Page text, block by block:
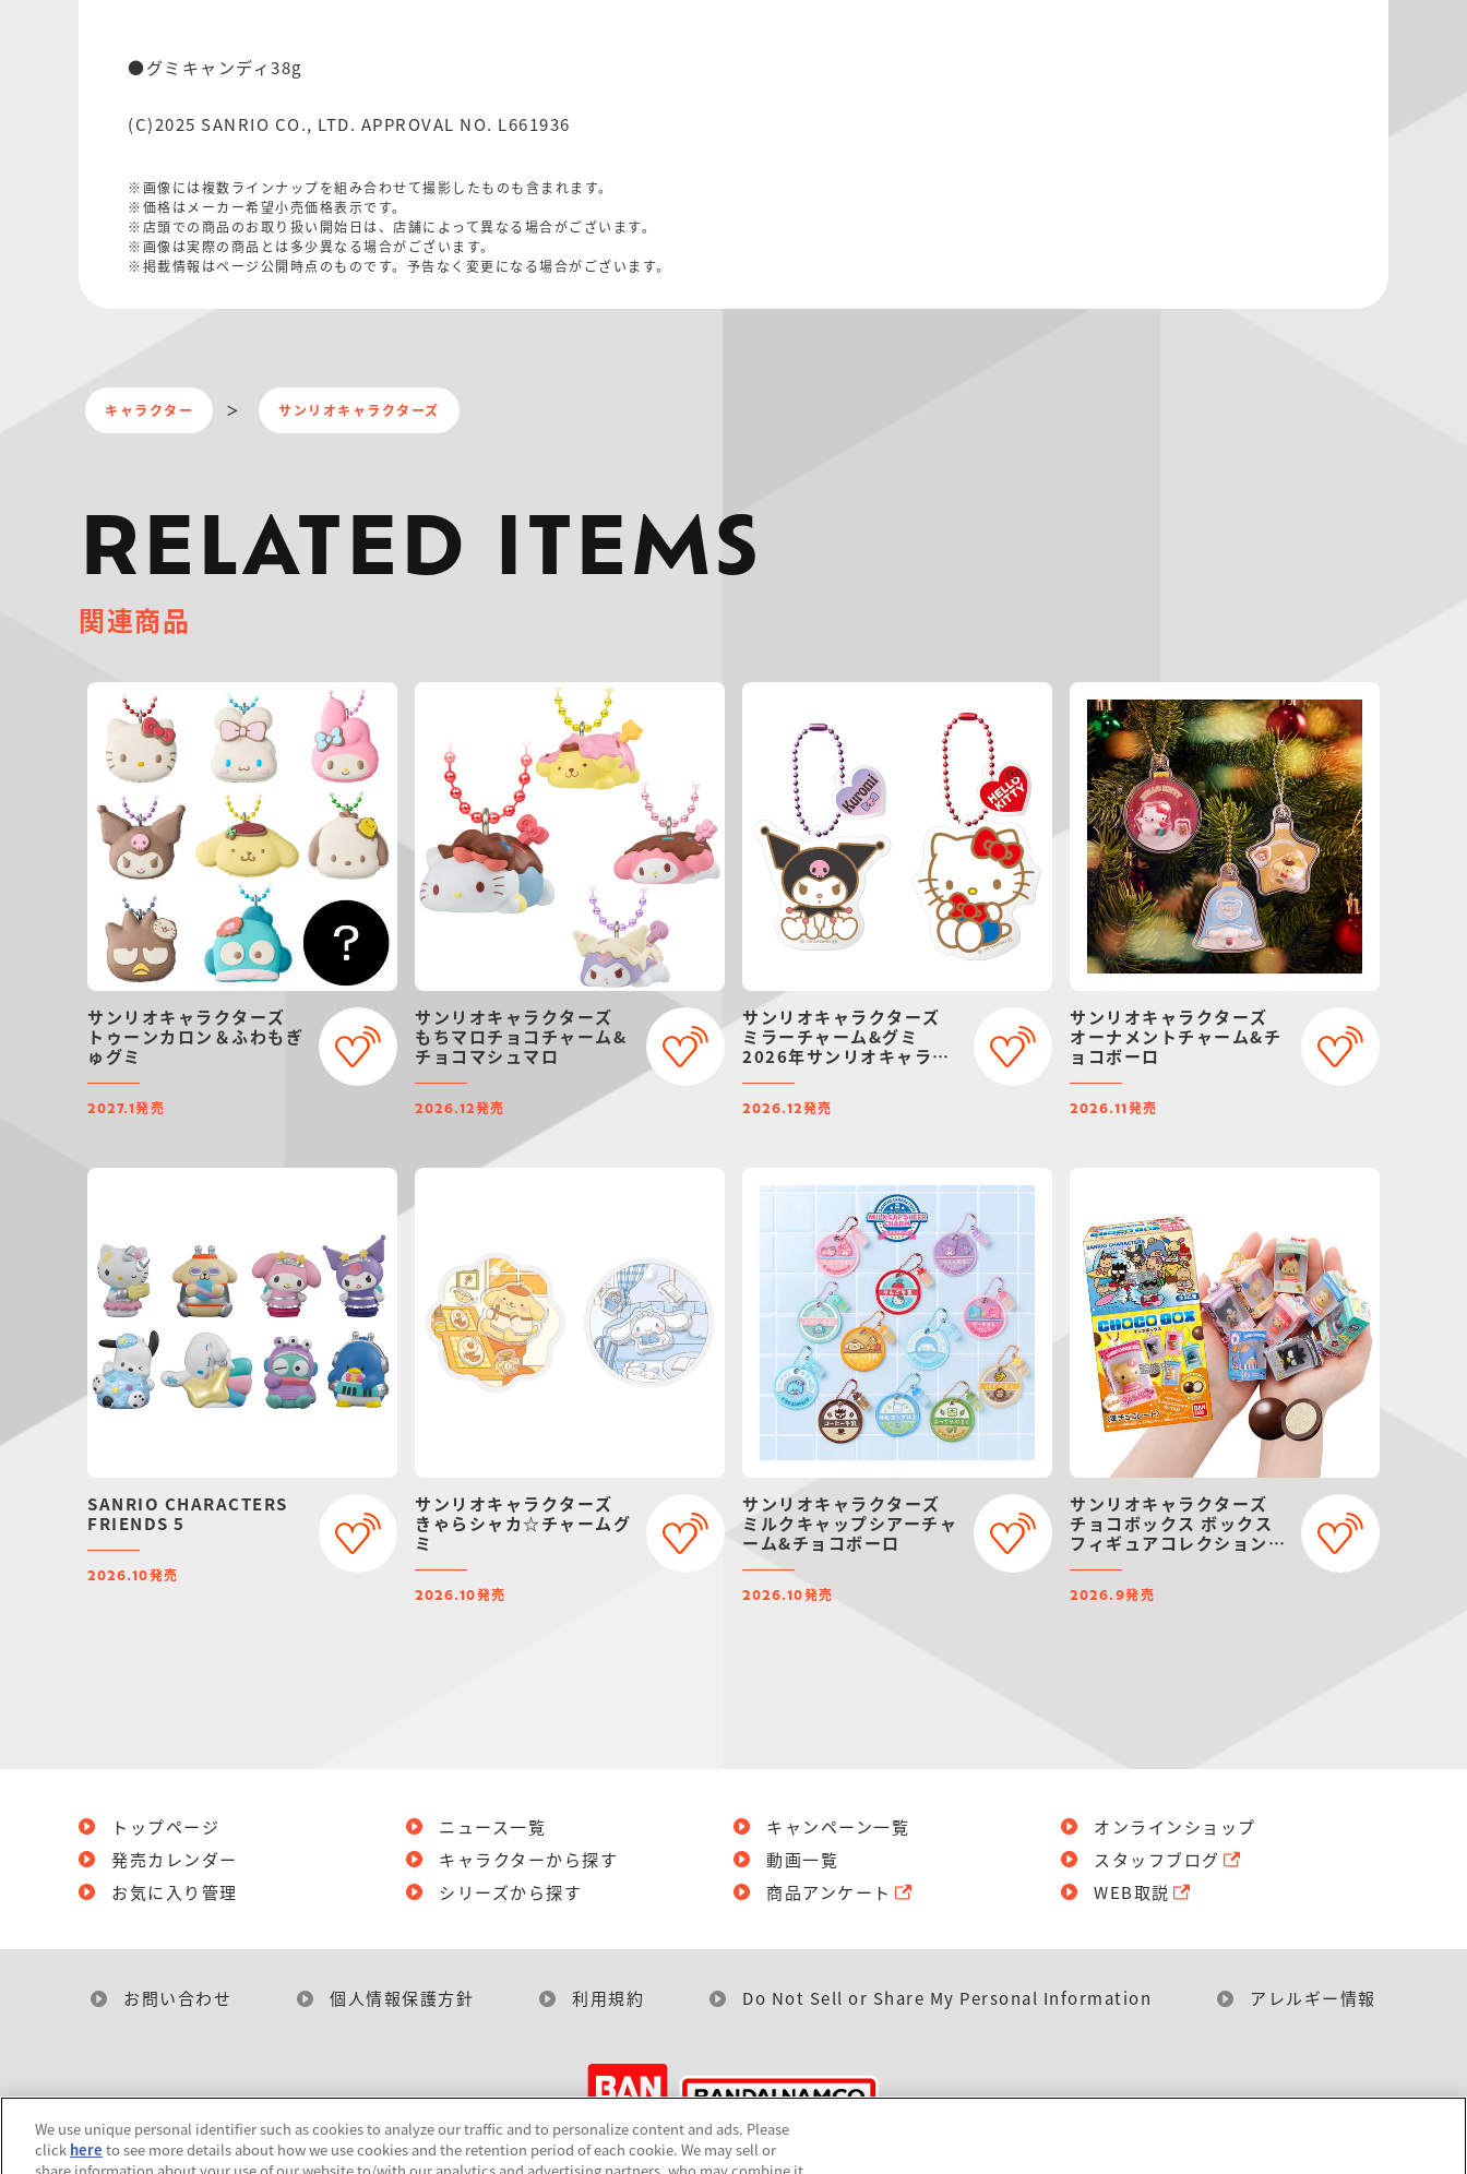
●グミキャンディ38g
(C)2025 SANRIO CO., LTD. APPROVAL NO. L661936
※画像には複数ラインナップを組み合わせて撮影したものも含まれます。
※価格はメーカー希望小売価格表示です。
※店頭での商品のお取り扱い開始日は、店舗によって異なる場合がございます。
※画像は実際の商品とは多少異なる場合がございます。
※掲載情報はページ公開時点のものです。予告なく変更になる場合がございます。
キャラクター サンリオキャラクターズ
RELATED ITEMS
関連商品
サンリオキャラクターズ
トゥーンカロン＆ふわもぎ
ゅグミ
2027.1発売
サンリオキャラクターズ
もちマロチョコチャーム&
チョコマシュマロ
2026.12発売
サンリオキャラクターズ
ミラーチャーム&グミ
2026年サンリオキャラク
2026.12発売
サンリオキャラクターズ
オーナメントチャーム&チ
ョコボーロ
2026.11 発売
SANRIO CHARACTERS
FRIENDS 5
2026.10発売
サンリオキャラクターズ
きゃらシャカ☆チャームグ
ミ
2026.10発売
サンリオキャラクターズ
ミルクキャップシアーチャ
ーム&チョコボーロ
2026.10発売
サンリオキャラクターズ
チョコボックス ボックス
フィギュアコレクション
2026.9発売
トップページ
発売カレンダー
お気に入り管理
ニュース一覧
キャラクターから探す
シリーズから探す
キャンペーン一覧
動画一覧
商品アンケート
オンラインショップ
スタッフブログ
WEB取説
お問い合わせ 個人情報保護方針 利用規約 Do Not Sell or Share My Personal Information アレルギー情報
©BANDAI
We use unique personal identifier such as cookies to analyze our traffic and to personalize content and ads. Please
click here to see more details about how we use cookies and the retention period of each cookie. We may sell or